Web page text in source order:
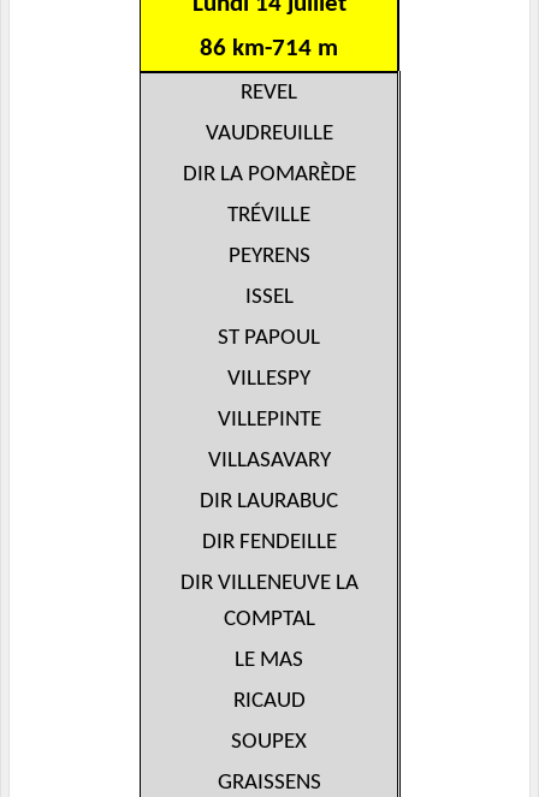
86 km-714 m
REVEL
VAUDREUILLE
DIR LA POMARÈDE
TRÉVILLE
PEYRENS
ISSEL
ST PAPOUL
VILLESPY
VILLEPINTE
VILLASAVARY
DIR LAURABUC
DIR FENDEILLE
DIR VILLENEUVE LA
COMPTAL
LE MAS
RICAUD
SOUPEX
GRAISSENS